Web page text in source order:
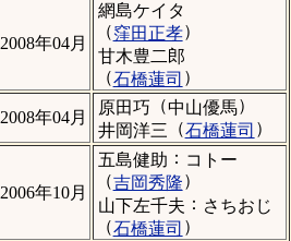
2008年04月
網島ケイタ
（窪田正孝）
甘木豊二郎
（石橋蓮司 ）
2008年04月
原田巧 （中山優馬）
井岡洋三 （石橋蓮司 ）
2006年10月
五島健助 ： コトー
（吉岡秀隆）
山下左千夫 ： さちおじ
（石橋蓮司 ）